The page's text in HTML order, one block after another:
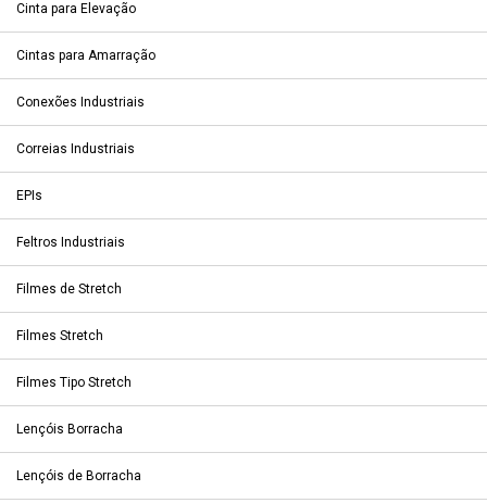
Cinta para Elevação
Cintas para Amarração
Conexões Industriais
Correias Industriais
EPIs
Feltros Industriais
Filmes de Stretch
Filmes Stretch
Filmes Tipo Stretch
Lençóis Borracha
Lençóis de Borracha